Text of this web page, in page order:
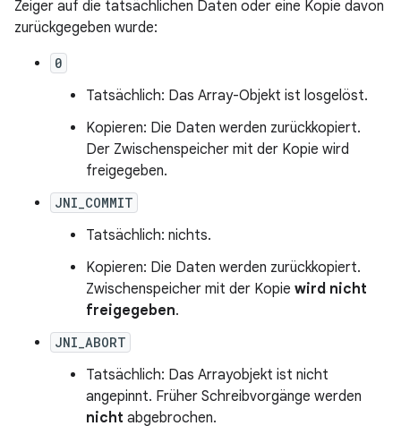
Zeiger auf die tatsächlichen Daten oder eine Kopie davon
zurückgegeben wurde:
0
Tatsächlich: Das Array-Objekt ist losgelöst.
Kopieren: Die Daten werden zurückkopiert.
Der Zwischenspeicher mit der Kopie wird
freigegeben.
JNI_COMMIT
Tatsächlich: nichts.
Kopieren: Die Daten werden zurückkopiert.
Zwischenspeicher mit der Kopie wird nicht
freigegeben.
JNI_ABORT
Tatsächlich: Das Arrayobjekt ist nicht
angepinnt. Früher Schreibvorgänge werden
nicht abgebrochen.